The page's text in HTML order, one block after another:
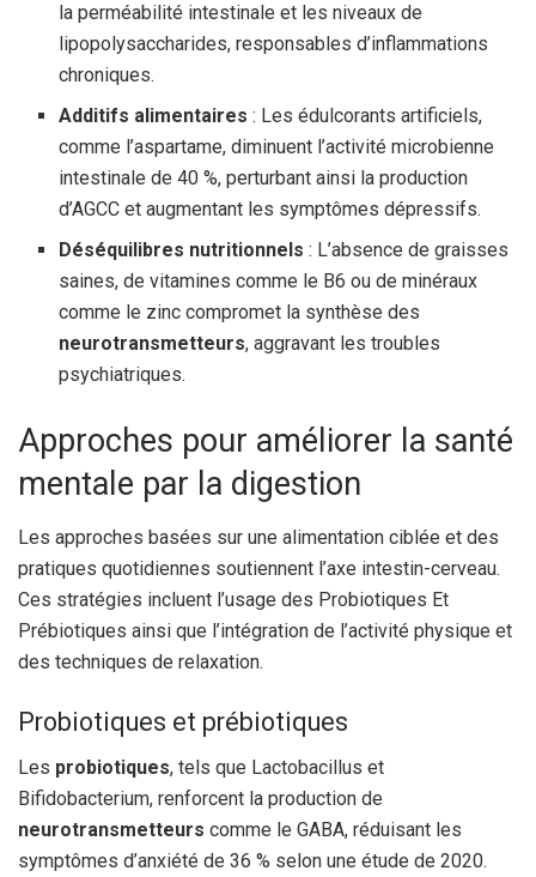
la perméabilité intestinale et les niveaux de
lipopolysaccharides, responsables d’inflammations
chroniques.
Additifs alimentaires : Les édulcorants artificiels,
comme l’aspartame, diminuent l’activité microbienne
intestinale de 40 %, perturbant ainsi la production
d’AGCC et augmentant les symptômes dépressifs.
Déséquilibres nutritionnels : L’absence de graisses
saines, de vitamines comme le B6 ou de minéraux
comme le zinc compromet la synthèse des
neurotransmetteurs, aggravant les troubles
psychiatriques.
Approches pour améliorer la santé
mentale par la digestion
Les approches basées sur une alimentation ciblée et des
pratiques quotidiennes soutiennent l’axe intestin-cerveau.
Ces stratégies incluent l’usage des Probiotiques Et
Prébiotiques ainsi que l’intégration de l’activité physique et
des techniques de relaxation.
Probiotiques et prébiotiques
Les probiotiques, tels que Lactobacillus et
Bifidobacterium, renforcent la production de
neurotransmetteurs comme le GABA, réduisant les
symptômes d’anxiété de 36 % selon une étude de 2020.